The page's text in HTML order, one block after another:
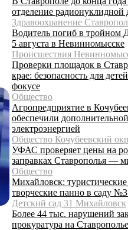
отделение радионуклидной
Здравоохранение
Водитель погиб в тройном
5 августа в Невинномысске
Происшествия
Проверки площадок в
крае: безопасность для
фокусе
Общество
Агропредприятие в
обеспечили дополнительной
электроэнергией
Общество Кочубеевский
УФАС проверяет цены на
заправках Ставрополья —
Общество
Михайловск:
творческие панно в саду
Детский сад 31 Михайловск
Более 44 тыс. нарушений
прокуратура на